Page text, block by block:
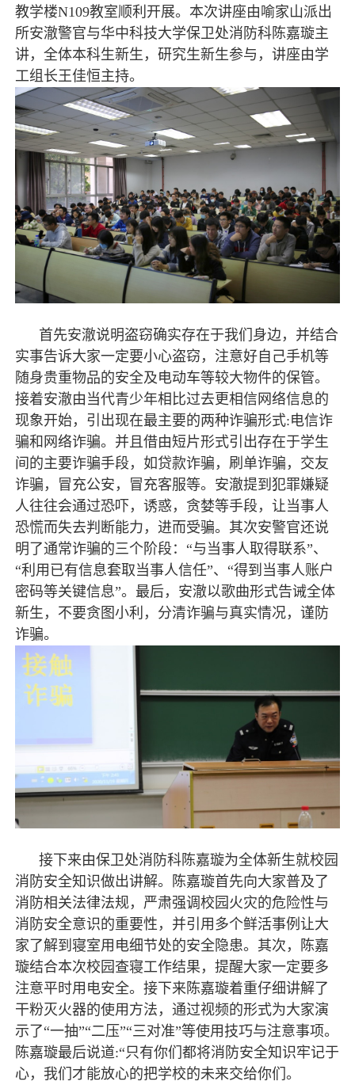
教学楼N109教室顺利开展。本次讲座由喻家山派出
所安澈警官与华中科技大学保卫处消防科陈嘉璇主
讲，全体本科生新生，研究生新生参与，讲座由学
工组长王佳恒主持。
首先安澈说明盗窃确实存在于我们身边，并结合
实事告诉大家一定要小心盗窃，注意好自己手机等
随身贵重物品的安全及电动车等较大物件的保管。
接着安澈由当代青少年相比过去更相信网络信息的
现象开始，引出现在最主要的两种诈骗形式:电信诈
骗和网络诈骗。并且借由短片形式引出存在于学生
间的主要诈骗手段，如贷款诈骗，刷单诈骗，交友
诈骗，冒充公安，冒充客服等。安澈提到犯罪嫌疑
人往往会通过恐吓，诱惑，贪婪等手段，让当事人
恐慌而失去判断能力，进而受骗。其次安警官还说
明了通常诈骗的三个阶段：“与当事人取得联系”、
“利用已有信息套取当事人信任”、“得到当事人账户
密码等关键信息”。最后，安澈以歌曲形式告诫全体
新生，不要贪图小利，分清诈骗与真实情况，谨防
诈骗。
接下来由保卫处消防科陈嘉璇为全体新生就校园
消防安全知识做出讲解。陈嘉璇首先向大家普及了
消防相关法律法规，严肃强调校园火灾的危险性与
消防安全意识的重要性，并引用多个鲜活事例让大
家了解到寝室用电细节处的安全隐患。其次，陈嘉
璇结合本次校园查寝工作结果，提醒大家一定要多
注意平时用电安全。接下来陈嘉璇着重仔细讲解了
干粉灭火器的使用方法，通过视频的形式为大家演
示了“一抽”“二压”“三对准”等使用技巧与注意事项。
陈嘉璇最后说道:“只有你们都将消防安全知识牢记于
心，我们才能放心的把学校的未来交给你们。